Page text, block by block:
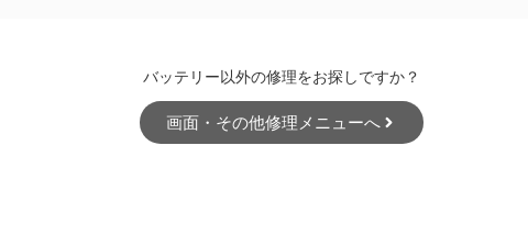
バッテリー以外の修理をお探しですか？
画面・その他修理メニューへ